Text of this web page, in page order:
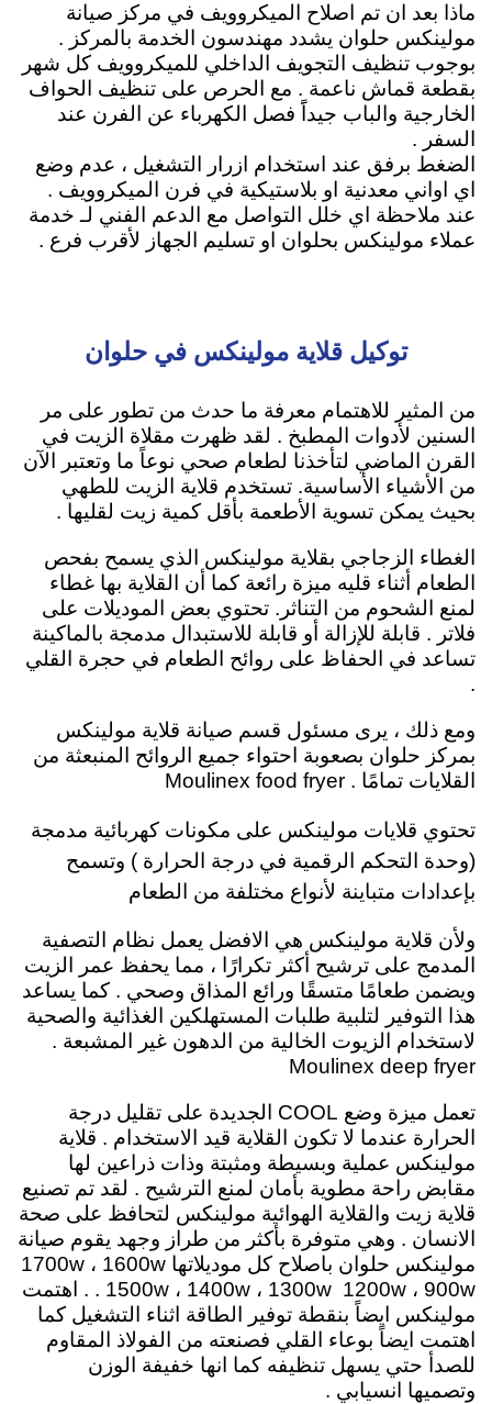
ماذا بعد ان تم اصلاح الميكروويف في مركز صيانة
مولينكس حلوان يشدد مهندسون الخدمة بالمركز .
بوجوب تنظيف التجويف الداخلي للميكروويف كل شهر
بقطعة قماش ناعمة . مع الحرص على تنظيف الحواف
الخارجية والباب جيداًَ فصل الكهرباء عن الفرن عند
السفر .
الضغط برفق عند استخدام ازرار التشغيل ، عدم وضع
اي اواني معدنية او بلاستيكية في فرن الميكروويف .
عند ملاحظة اي خلل التواصل مع الدعم الفني لـ خدمة
عملاء مولينكس بحلوان او تسليم الجهاز لأقرب فرع .
توكيل قلاية مولينكس في حلوان
من المثير للاهتمام معرفة ما حدث من تطور على مر
السنين لأدوات المطبخ . لقد ظهرت مقلاة الزيت في
القرن الماضي لتأخذنا لطعام صحي نوعاً ما وتعتبر الآن
من الأشياء الأساسية. تستخدم قلاية الزيت للطهي
بحيث يمكن تسوية الأطعمة بأقل كمية زيت لقليها .
الغطاء الزجاجي بقلاية مولينكس الذي يسمح بفحص
الطعام أثناء قليه ميزة رائعة كما أن القلاية بها غطاء
لمنع الشحوم من التناثر. تحتوي بعض الموديلات على
فلاتر . قابلة للإزالة أو قابلة للاستبدال مدمجة بالماكينة
تساعد في الحفاظ على روائح الطعام في حجرة القلي
.
ومع ذلك ، يرى مسئول قسم صيانة قلاية مولينكس
بمركز حلوان بصعوبة احتواء جميع الروائح المنبعثة من
القلايات تمامًا . Moulinex food fryer
تحتوي قلايات مولينكس على مكونات كهربائية مدمجة
(وحدة التحكم الرقمية في درجة الحرارة ) وتسمح
بإعدادات متباينة لأنواع مختلفة من الطعام
ولأن قلاية مولينكس هي الافضل يعمل نظام التصفية
المدمج على ترشيح أكثر تكرارًا ، مما يحفظ عمر الزيت
ويضمن طعامًا متسقًا ورائع المذاق وصحي . كما يساعد
هذا التوفير لتلبية طلبات المستهلكين الغذائية والصحية
لاستخدام الزيوت الخالية من الدهون غير المشبعة .
Moulinex deep fryer
تعمل ميزة وضع COOL الجديدة على تقليل درجة
الحرارة عندما لا تكون القلاية قيد الاستخدام . قلاية
مولينكس عملية وبسيطة ومثبتة وذات ذراعين لها
مقابض راحة مطوية بأمان لمنع الترشيح . لقد تم تصنيع
قلاية زيت والقلاية الهوائية مولينكس لتحافظ على صحة
الانسان . وهي متوفرة بأكثر من طراز وجهد يقوم صيانة
مولينكس حلوان باصلاح كل موديلاتها 1700w ، 1600w
. 1500w ، 1400w ، 1300w 1200w ، 900w . اهتمت
مولينكس ايضاً بنقطة توفير الطاقة اثناء التشغيل كما
اهتمت ايضاً بوعاء القلي فصنعته من الفولاذ المقاوم
للصدأ حتي يسهل تنظيفه كما انها خفيفة الوزن
وتصميها انسيابي .